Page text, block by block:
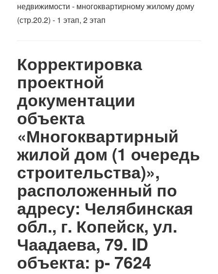
недвижимости - многоквартирному жилому дому
(стр.20.2) - 1 этап, 2 этап
Корректировка
проектной
документации
объекта
«Многоквартирный
жилой дом (1 очередь
строительства)»,
расположенный по
адресу: Челябинская
обл., г. Копейск, ул.
Чаадаева, 79. ID
объекта: р- 7624